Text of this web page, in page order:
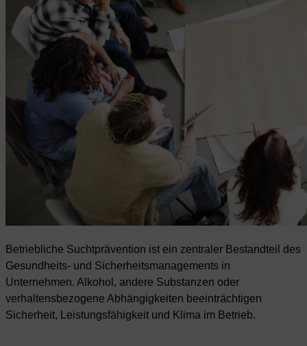
Betriebliche Suchtprävention ist ein zentraler Bestandteil des
Gesundheits- und Sicherheitsmanagements in
Unternehmen. Alkohol, andere Substanzen oder
verhaltensbezogene Abhängigkeiten beeinträchtigen
Sicherheit, Leistungsfähigkeit und Klima im Betrieb.